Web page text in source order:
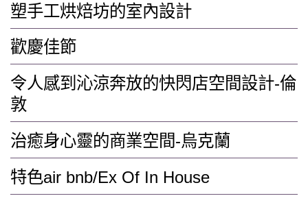
塑手工烘焙坊的室內設計
歡慶佳節
令人感到沁涼奔放的快閃店空間設計-倫
敦
治癒身心靈的商業空間-烏克蘭
特色air bnb/Ex Of In House